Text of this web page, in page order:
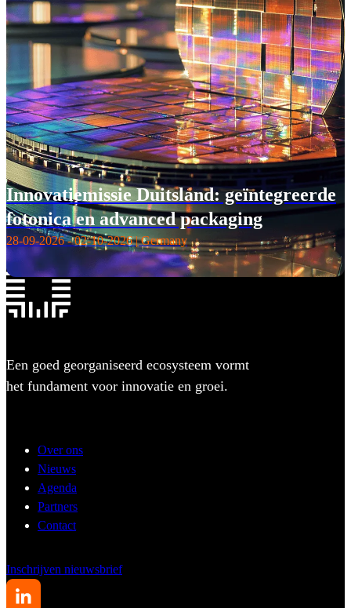
Innovatiemissie Duitsland: geïntegreerde
fotonica en advanced packaging
28-09-2026 - 02-10-2026 | Germany
Een goed georganiseerd ecosysteem vormt
het fundament voor innovatie en groei.
Over ons
Nieuws
Agenda
Partners
Contact
Inschrijven nieuwsbrief